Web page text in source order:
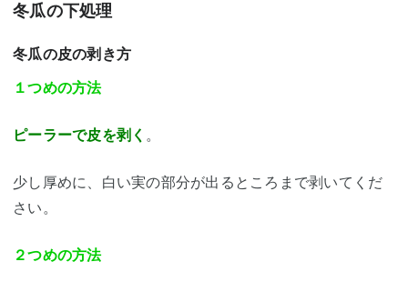
冬瓜の下処理
冬瓜の皮の剥き方
１つめの方法
ピーラーで皮を剥く 。
少し厚めに、 白い実の部分が出るところまで剥いてくだ
さい。
２つめの方法